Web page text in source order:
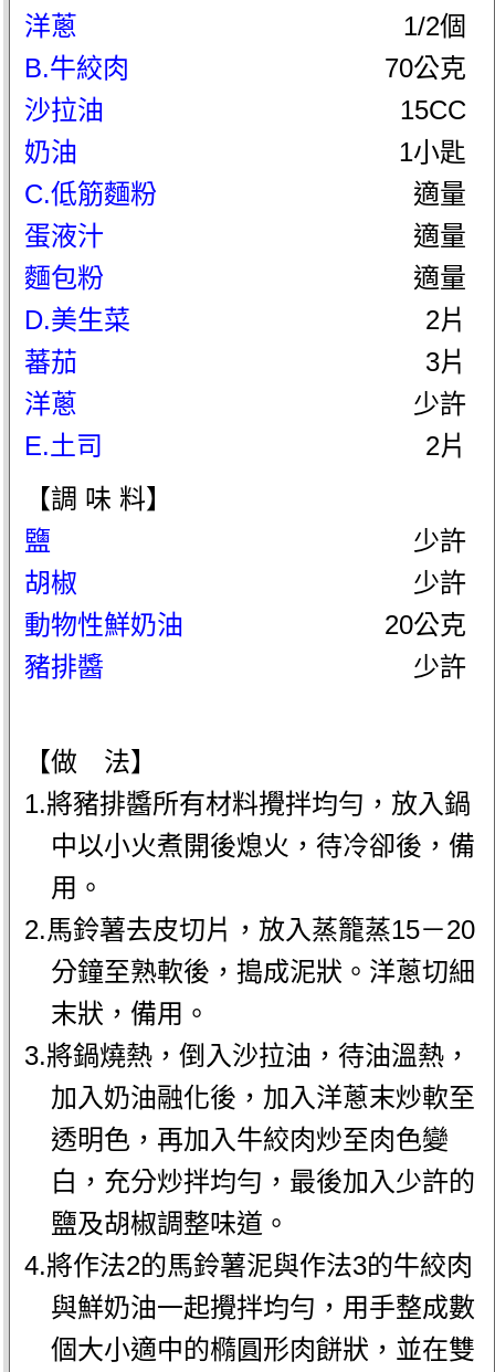
洋蔥
1/2個
B.牛絞肉
70公克
沙拉油
15CC
奶油
1小匙
C.低筋麵粉
適量
蛋液汁
適量
麵包粉
適量
D.美生菜
2片
蕃茄
3片
洋蔥
少許
E.土司
2片
【調 味 料】
鹽
少許
胡椒
少許
動物性鮮奶油
20公克
豬排醬
少許
【做 法】
1.將豬排醬所有材料攪拌均勻，放入鍋
中以小火煮開後熄火，待冷卻後，備
用。
2.馬鈴薯去皮切片，放入蒸籠蒸15－20
分鐘至熟軟後，搗成泥狀。洋蔥切細
末狀，備用。
3.將鍋燒熱，倒入沙拉油，待油溫熱，
加入奶油融化後，加入洋蔥末炒軟至
透明色，再加入牛絞肉炒至肉色變
白，充分炒拌均勻，最後加入少許的
鹽及胡椒調整味道。
4.將作法2的馬鈴薯泥與作法3的牛絞肉
與鮮奶油一起攪拌均勻，用手整成數
個大小適中的橢圓形肉餅狀，並在雙